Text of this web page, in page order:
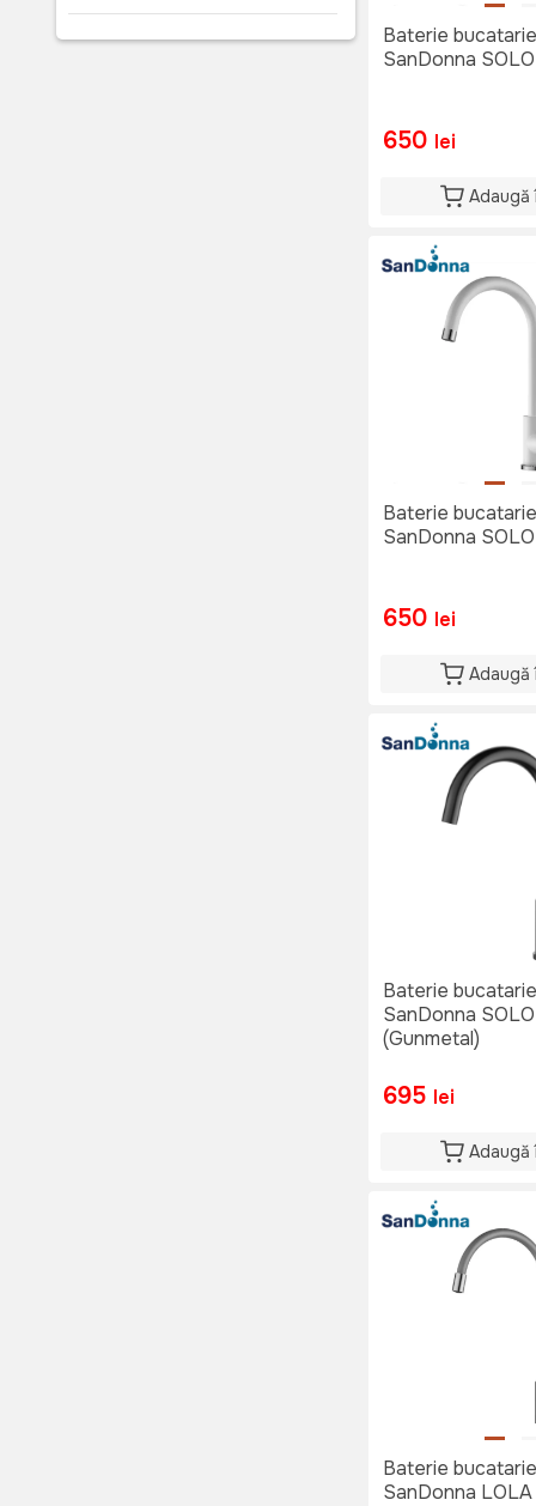
Sampanie (1)
Baterie bucatarie
SanDonna
650 lei
Adaugă
Baterie bucatarie
SanDonna
650 lei
Adaugă
Baterie bucatarie
SanDonna SOLO
(Gunmetal)
695 lei
Adaugă
Baterie bucatarie
SanDonna LOLA